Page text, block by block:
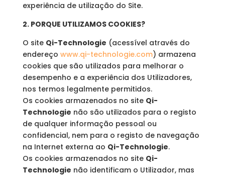
experiência de utilização do Site.
2. PORQUE UTILIZAMOS COOKIES?
O site Qi-Technologie (acessível através do
endereço www.qi-technologie.com) armazena
cookies que são utilizados para melhorar o
desempenho e a experiência dos Utilizadores,
nos termos legalmente permitidos.
Os cookies armazenados no site Qi-
Technologie não são utilizados para o registo
de qualquer informação pessoal ou
confidencial, nem para o registo de navegação
na Internet externa ao Qi-Technologie.
Os cookies armazenados no site Qi-
Technologie não identificam o Utilizador, mas